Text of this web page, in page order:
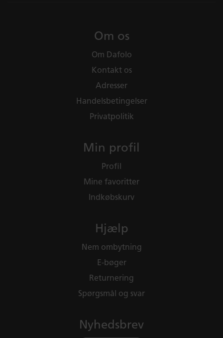
Om os
Om Dafolo
Kontakt os
Adresser
Handelsbetingelser
Privatpolitik
Min profil
Profil
Mine favoritter
Indkøbskurv
Hjælp
Nem ombytning
E-bøger
Returnering
Spørgsmål og svar
Nyhedsbrev